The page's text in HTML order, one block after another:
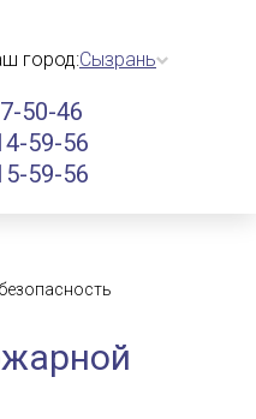
город:Сызрань
50-46
59-56
59-56